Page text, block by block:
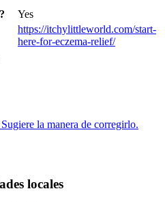
Yes
https://itchylittleworld.com/start-
here-for-eczema-relief/
la manera de corregirlo.
locales